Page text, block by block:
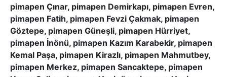
pimapen Çınar, pimapen Demirkapı, pimapen Evren,
pimapen Fatih, pimapen Fevzi Çakmak, pimapen
Göztepe, pimapen Güneşli, pimapen Hürriyet,
pimapen İnönü, pimapen Kazım Karabekir, pimapen
Kemal Paşa, pimapen Kirazlı, pimapen Mahmutbey,
pimapen Merkez, pimapen Sancaktepe, pimapen